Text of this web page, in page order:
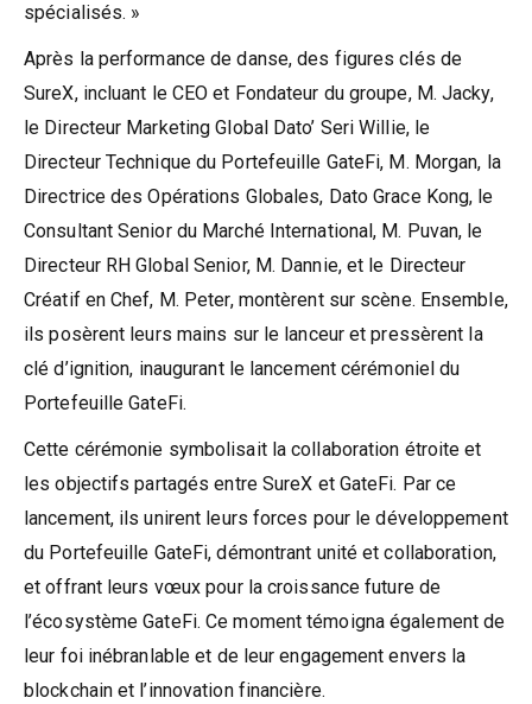
spécialisés. »
Après la performance de danse, des figures clés de
SureX, incluant le CEO et Fondateur du groupe, M. Jacky,
le Directeur Marketing Global Dato’ Seri Willie, le
Directeur Technique du Portefeuille GateFi, M. Morgan, la
Directrice des Opérations Globales, Dato Grace Kong, le
Consultant Senior du Marché International, M. Puvan, le
Directeur RH Global Senior, M. Dannie, et le Directeur
Créatif en Chef, M. Peter, montèrent sur scène. Ensemble,
ils posèrent leurs mains sur le lanceur et pressèrent la
clé d’ignition, inaugurant le lancement cérémoniel du
Portefeuille GateFi.
Cette cérémonie symbolisait la collaboration étroite et
les objectifs partagés entre SureX et GateFi. Par ce
lancement, ils unirent leurs forces pour le développement
du Portefeuille GateFi, démontrant unité et collaboration,
et offrant leurs vœux pour la croissance future de
l’écosystème GateFi. Ce moment témoigna également de
leur foi inébranlable et de leur engagement envers la
blockchain et l’innovation financière.